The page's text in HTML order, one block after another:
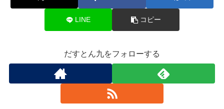
LINE コピー
だすとん九をフォローする